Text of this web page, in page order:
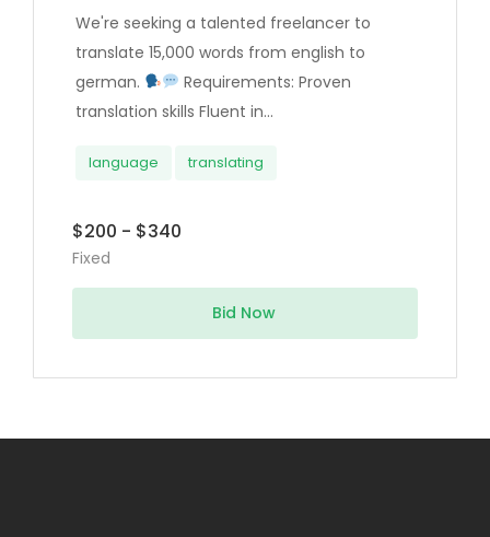
We're seeking a talented freelancer to
translate 15,000 words from english to
german.
Requirements: Proven
translation skills Fluent in...
language translating
$200 - $340
Fixed
Bid Now